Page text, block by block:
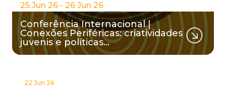
25 Jun 26 - 26 Jun 26
Conferência Internacional |
Conexões Periféricas: criatividades
juvenis e políticas…
22 Jun 26